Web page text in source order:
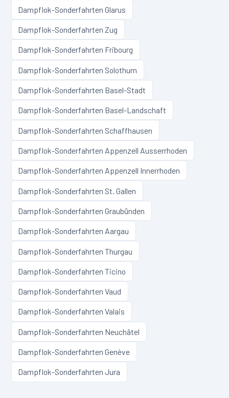
Dampflok-SonderfahrtenGlarus
Dampflok-SonderfahrtenZug
Dampflok-Sonderfahrten Fribourg
Dampflok-Sonderfahrten Solothurn
Dampflok-Sonderfahrten Basel-Stadt
Dampflok-Sonderfahrten Basel-Landschaft
Dampflok-Sonderfahrten Schaffhausen
Dampflok-Sonderfahrten Appenzell Ausserrhoden
Dampflok-Sonderfahrten Appenzell Innerrhoden
Dampflok-Sonderfahrten St. Gallen
Dampflok-SonderfahrtenGraubünden
Dampflok-Sonderfahrten Aargau
Dampflok-SonderfahrtenThurgau
Dampflok-SonderfahrtenTicino
Dampflok-SonderfahrtenVaud
Dampflok-SonderfahrtenValais
Dampflok-Sonderfahrten Neuchâtel
Dampflok-SonderfahrtenGenève
Dampflok-SonderfahrtenJura